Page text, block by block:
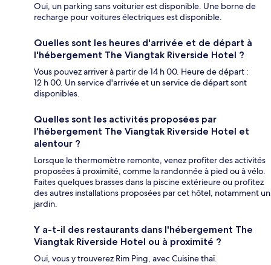
Oui, un parking sans voiturier est disponible. Une borne de
recharge pour voitures électriques est disponible.
Quelles sont les heures d'arrivée et de départ à
l'hébergement The Viangtak Riverside Hotel ?
Vous pouvez arriver à partir de 14 h 00. Heure de départ :
12 h 00. Un service d'arrivée et un service de départ sont
disponibles.
Quelles sont les activités proposées par
l'hébergement The Viangtak Riverside Hotel et
alentour ?
Lorsque le thermomètre remonte, venez profiter des activités
proposées à proximité, comme la randonnée à pied ou à vélo.
Faites quelques brasses dans la piscine extérieure ou profitez
des autres installations proposées par cet hôtel, notamment un
jardin.
Y a-t-il des restaurants dans l'hébergement The
Viangtak Riverside Hotel ou à proximité ?
Oui, vous y trouverez Rim Ping, avec Cuisine thaï.